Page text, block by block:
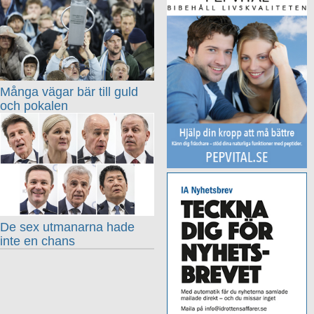
Många vägar bär till guld
och pokalen
De sex utmanarna hade
inte en chans